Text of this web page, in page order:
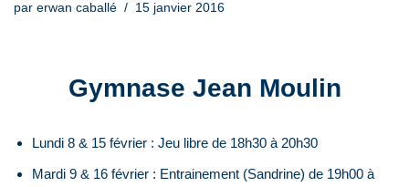
par erwan caballé 15 janvier 2016
Gymnase Jean Moulin
Lundi 8 & 15 février : Jeu libre de 18h30 à 20h30
Mardi 9 & 16 février : Entrainement (Sandrine) de 19h00 à